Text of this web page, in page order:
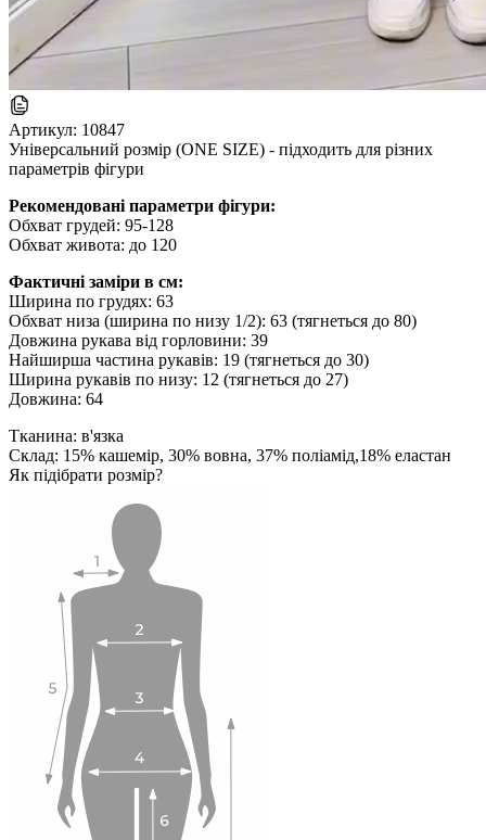
Артикул: 10847
Універсальний розмір (ONE SIZE) - підходить для різних
параметрів фігури
Рекомендовані параметри фігури:
Обхват грудей: 95-128
Обхват живота: до 120
Фактичні заміри в см:
Ширина по грудях: 63
Обхват низа (ширина по низу 1/2): 63 (тягнеться до 80)
Довжина рукава від горловини: 39
Найширша частина рукавів: 19 (тягнеться до 30)
Ширина рукавів по низу: 12 (тягнеться до 27)
Довжина: 64
Тканина: в'язка
Склад: 15% кашемір, 30% вовна, 37% поліамід,18% еластан
Як підібрати розмір?